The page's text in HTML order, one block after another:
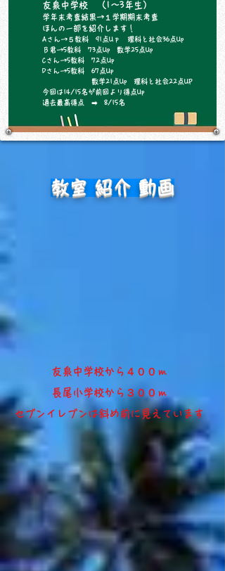
友泉中学校 （1～3年生）
学年末考査結果→１学期期末考査
​ほんの一部を紹介します！
Aさん→５教科 91点Uｐ 理科と社会36点Up
Ｂ君→5教科 73点Up 数学25点Up
Cさん→5教科 72点Up
​Dさん→5教科 67点Up
数学21点Up 理科と社会22点UP
今回は14/15名が前回より得点Up
過去最高得点 ➡ 8/15名
教室 紹介 動画
​友泉中学校から４００ｍ​
長尾小学校から３００ｍ
​セブンイレブンは斜め前に見えています